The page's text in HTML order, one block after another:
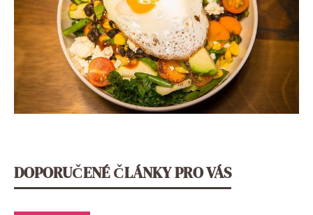
DOPORUČENÉ ČLÁNKY PRO VÁS